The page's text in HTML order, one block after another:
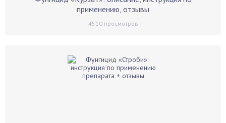
применению, отзывы
4510просмотров